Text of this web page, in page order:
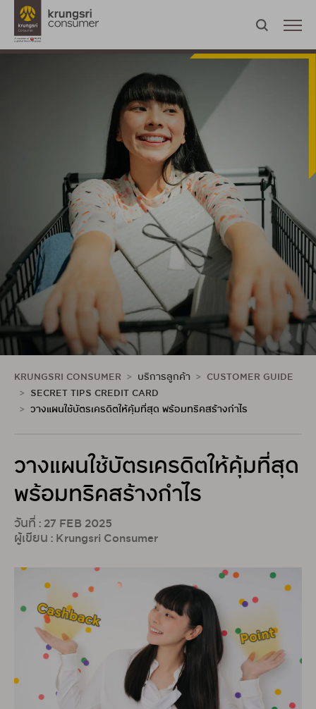
KRUNGSRI CONSUMER บริการลูกค้า
CUSTOMER GUIDE
SECRET TIPS CREDIT CARD
วางแผนใช้บัตรเครดิตให้คุ้มที่สุด พร้อมทริคสร้างกำไร
วางแผนใช้บัตรเครดิตให้คุ้มที่สุด
พร้อมทริคสร้างกำไร
วันที่ : 27 FEB 2025
ผู้เขียน : Krungsri Consumer